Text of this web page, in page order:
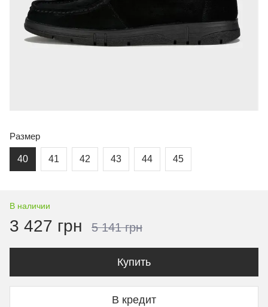
Размер
40 41 42 43 44 45
В наличии
3 427 грн 5 141 грн
Купить
В кредит